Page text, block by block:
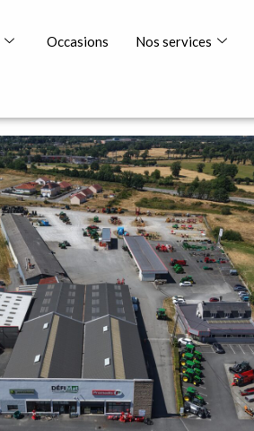
Occasions Nos services